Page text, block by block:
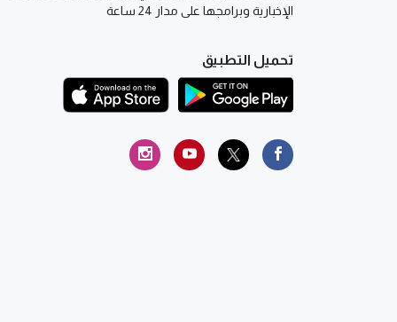
الإخبارية وبرامجها على مدار 24 ساعة
تحميل التطبيق